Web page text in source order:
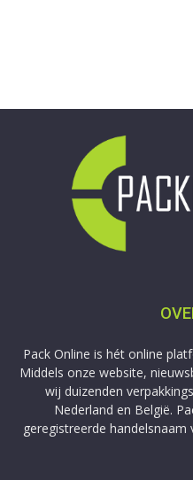
Pack Online is hét online
Middels onze website,
wij duizenden
Nederland en België.
geregistreerde handelsnaam